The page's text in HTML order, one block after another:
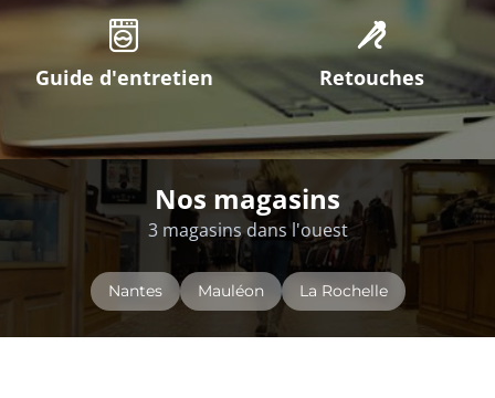
Guide d'entretien Retouches
Nos magasins
3 magasins dans l'ouest
Nantes Mauléon La Rochelle